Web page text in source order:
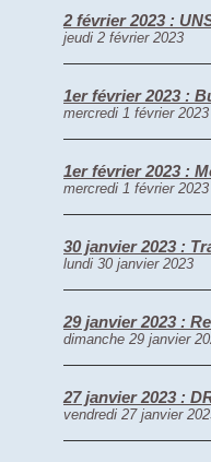
2 février 2023 :
jeudi 2 février 2023
1er février 2023 :
mercredi 1 février 2023
1er février 2023 :
mercredi 1 février 2023
30 janvier 2023 :
lundi 30 janvier 2023
29 janvier 2023 :
dimanche 29 janvier
27 janvier 2023 :
vendredi 27 janvier